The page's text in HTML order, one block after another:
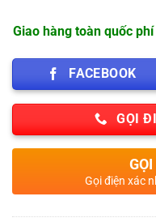
Giao hàng toàn quốc
FACEBOOK
GỌI
Gọi điện xác